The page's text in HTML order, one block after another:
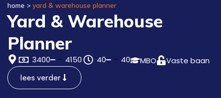
home > yard & warehouse planner
Yard & Warehouse
Planner
3400 4150 40 40 MBO Vaste baan
lees verder